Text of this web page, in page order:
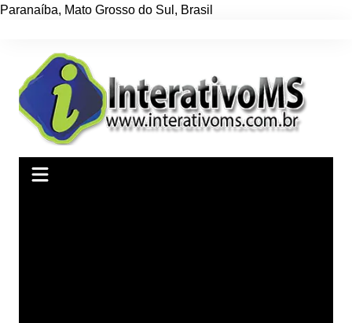
Paranaíba, Mato Grosso do Sul , Brasil
conteúdo